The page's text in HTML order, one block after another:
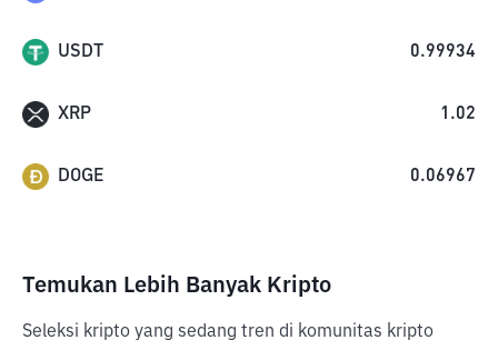
USDT 0.99934
XRP 1.02
DOGE 0.06967
Temukan Lebih Banyak Kripto
Seleksi kripto yang sedang tren di komunitas kripto